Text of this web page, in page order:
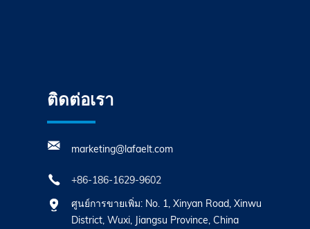
ติดต่อเรา
marketing@lafaelt.com
+86-186-1629-9602
ศูนย์การขายเพิ่ม: No. 1, Xinyan Road, Xinwu
District, Wuxi, Jiangsu Province, China